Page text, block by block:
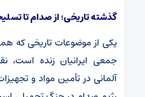
گذشته تاریخی؛ از صدام تا
یکی از موضوعات تاریخی که
جمعی ایرانیان زنده
آلمانی در تأمین مواد و